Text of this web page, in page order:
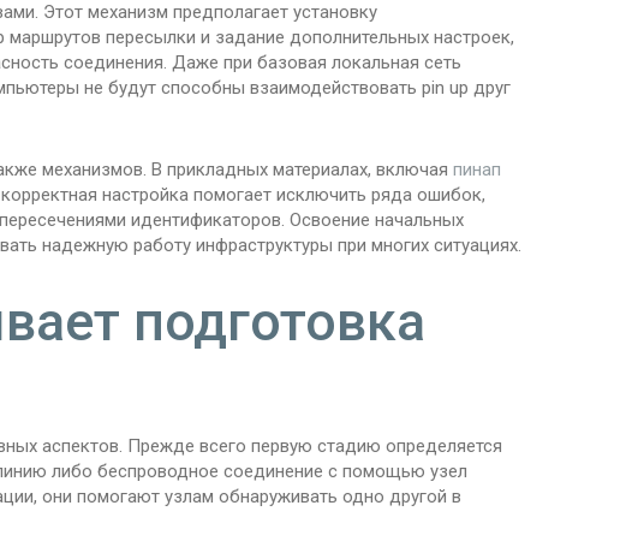
Этот механизм предполагает установку
пересылки и задание дополнительных настроек,
соединения. Даже при базовая локальная сеть
не будут способны взаимодействовать pin up друг
механизмов. В прикладных материалах, включая пинап
настройка помогает исключить ряда ошибок,
идентификаторов. Освоение начальных
надежную работу инфраструктуры при многих ситуациях.
подготовка
аспектов. Прежде всего первую стадию определяется
либо беспроводное соединение с помощью узел
они помогают узлам обнаруживать одно другой в